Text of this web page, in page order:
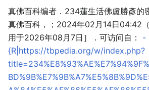
真佛百科编者．234蓮生活佛盧勝彥的
真佛百科，；2024年02月14日04:42
用于2026年08月7日］．可访问自： -
{R|https://tbpedia.org/w/index.php?